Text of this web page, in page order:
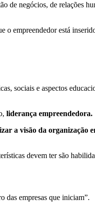
de negócios, de relações
o empreendedor está
sociais e aspectos
liderança empreendedora.
a visão da organização
devem ter são
das empresas que iniciam”.